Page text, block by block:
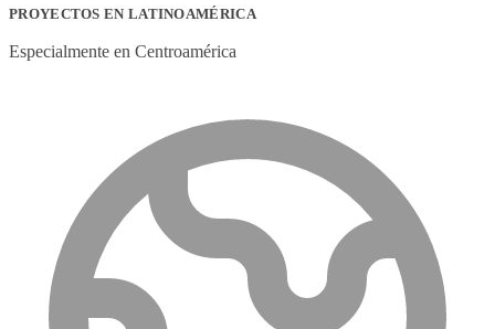
PROYECTOS EN LATINOAMÉRICA
Especialmente en Centroamérica